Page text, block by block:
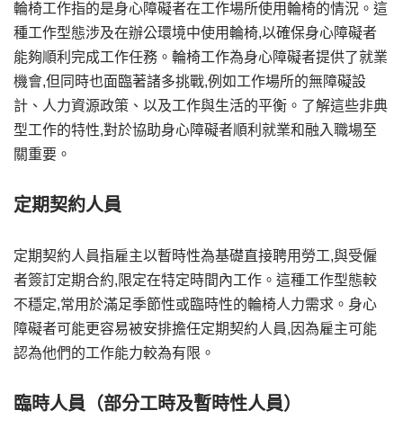
輪椅工作指的是身心障礙者在工作場所使用輪椅的情況。這
種工作型態涉及在辦公環境中使用輪椅,以確保身心障礙者
能夠順利完成工作任務。輪椅工作為身心障礙者提供了就業
機會,但同時也面臨著諸多挑戰,例如工作場所的無障礙設
計、人力資源政策、以及工作與生活的平衡。了解這些非典
型工作的特性,對於協助身心障礙者順利就業和融入職場至
關重要。
定期契約人員
定期契約人員指雇主以暫時性為基礎直接聘用勞工,與受僱
者簽訂定期合約,限定在特定時間內工作。這種工作型態較
不穩定,常用於滿足季節性或臨時性的輪椅人力需求。身心
障礙者可能更容易被安排擔任定期契約人員,因為雇主可能
認為他們的工作能力較為有限。
臨時人員（部分工時及暫時性人員）